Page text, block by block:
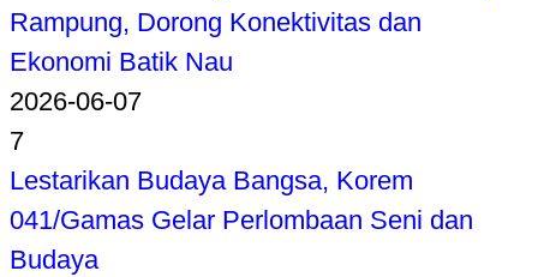
Rampung, Dorong Konektivitas dan
Ekonomi Batik Nau
2026-06-07
7
Lestarikan Budaya Bangsa, Korem
041/Gamas Gelar Perlombaan Seni dan
Budaya